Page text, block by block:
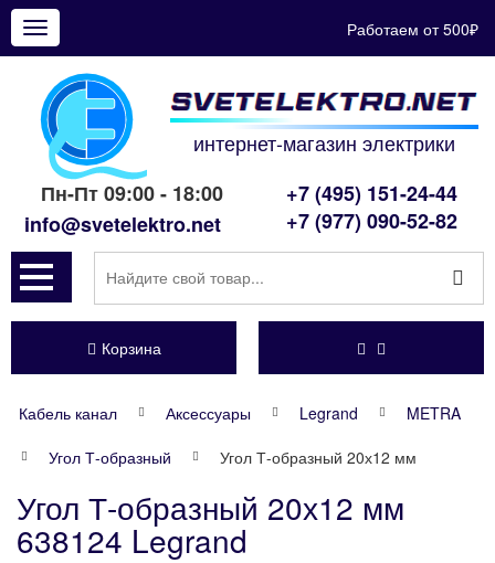
Показать
меню
Работаем от 500₽
интернет-магазин электрики
Пн-Пт 09:00 - 18:00
info@svetelektro.net
+7 (495) 151-24-44
+7 (977) 090-52-82
Корзина
Кабель канал Аксессуары Legrand
METRA
Угол Т-образный
Угол Т-образный 20х12 мм
Угол Т-образный 20х12 мм
638124 Legrand